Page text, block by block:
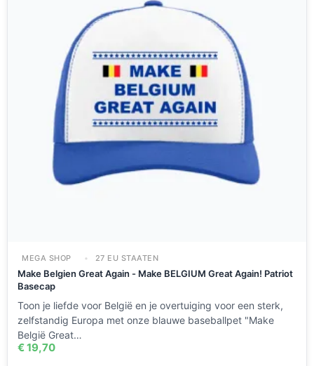
MEGA SHOP 27 EU STAATEN
Make Belgien Great Again - Make BELGIUM Great Again! Patriot
Basecap
Toon je liefde voor België en je overtuiging voor een sterk,
zelfstandig Europa met onze blauwe baseballpet "Make
België Great…
€19,70